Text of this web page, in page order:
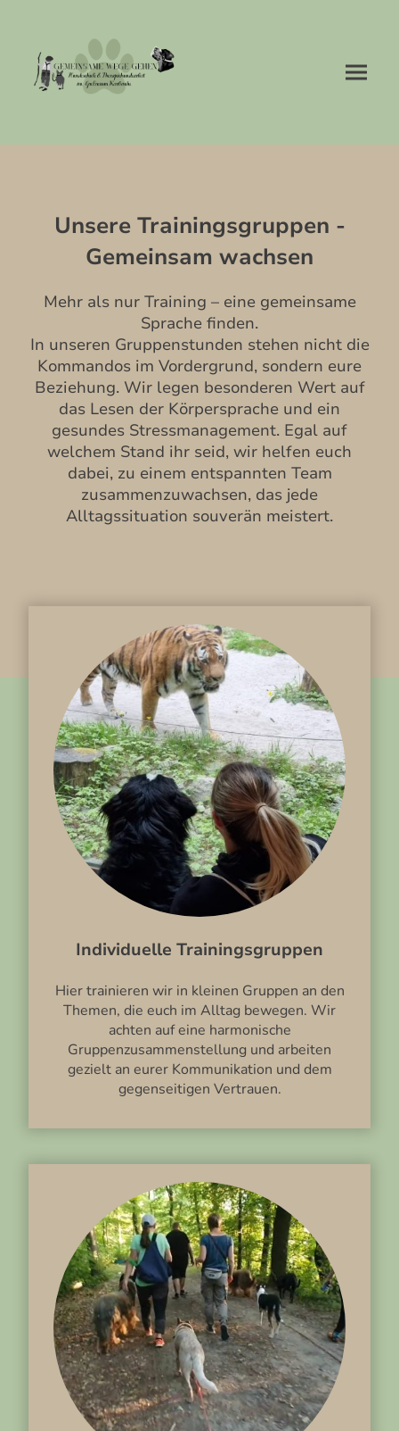
Unsere Trainingsgruppen -
Gemeinsam wachsen
​Mehr als nur Training – eine gemeinsame
Sprache finden.
In unseren Gruppenstunden stehen nicht die
Kommandos im Vordergrund, sondern eure
Beziehung. Wir legen besonderen Wert auf
das Lesen der Körpersprache und ein
gesundes Stressmanagement. Egal auf
welchem Stand ihr seid, wir helfen euch
dabei, zu einem entspannten Team
zusammenzuwachsen, das jede
Alltagssituation souverän meistert.
Individuelle Trainingsgruppen
Hier trainieren wir in kleinen Gruppen an den
Themen, die euch im Alltag bewegen. Wir
achten auf eine harmonische
Gruppenzusammenstellung und arbeiten
gezielt an eurer Kommunikation und dem
gegenseitigen Vertrauen.